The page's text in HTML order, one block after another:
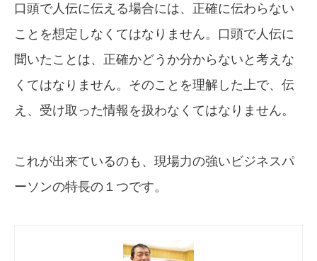
口頭で人伝に伝える場合には、正確に伝わらない
ことを想定しなくてはなりません。口頭で人伝に
聞いたことは、正確かどうか分からないと考えな
くてはなりません。そのことを理解した上で、伝
え、受け取った情報を扱わなくてはなりません。
これが出来ているのも、現場力の強いビジネスパ
ーソンの特長の１つです。